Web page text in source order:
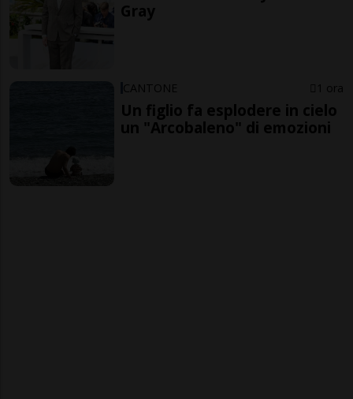
Gray
CANTONE 1 ora
Un figlio fa esplodere in cielo
un "Arcobaleno" di emozioni